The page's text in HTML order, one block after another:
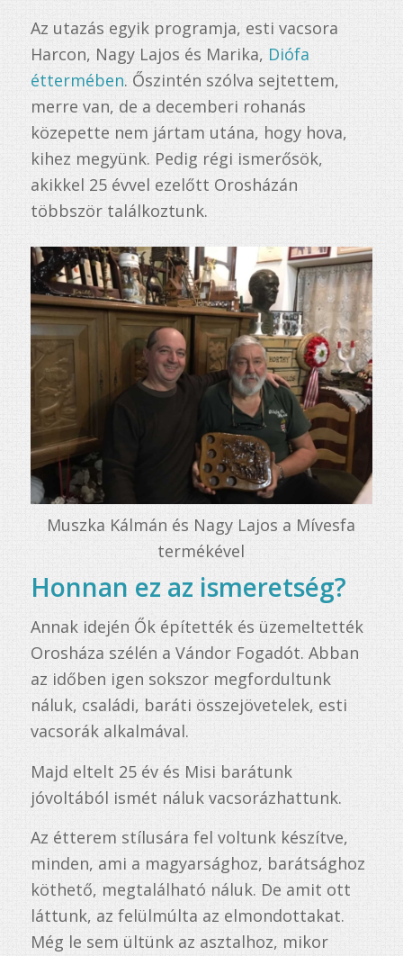
Az utazás egyik programja, esti vacsora
Harcon, Nagy Lajos és Marika, Diófa
éttermében. Őszintén szólva sejtettem,
merre van, de a decemberi rohanás
közepette nem jártam utána, hogy hova,
kihez megyünk. Pedig régi ismerősök,
akikkel 25 évvel ezelőtt Orosházán
többször találkoztunk.
Muszka Kálmán és Nagy Lajos a Mívesfa
termékével
Honnan ez az ismeretség?
Annak idején Ők építették és üzemeltették
Orosháza szélén a Vándor Fogadót. Abban
az időben igen sokszor megfordultunk
náluk, családi, baráti összejövetelek, esti
vacsorák alkalmával.
Majd eltelt 25 év és Misi barátunk
jóvoltából ismét náluk vacsorázhattunk.
Az étterem stílusára fel voltunk készítve,
minden, ami a magyarsághoz, barátsághoz
köthető, megtalálható náluk. De amit ott
láttunk, az felülmúlta az elmondottakat.
Még le sem ültünk az asztalhoz, mikor